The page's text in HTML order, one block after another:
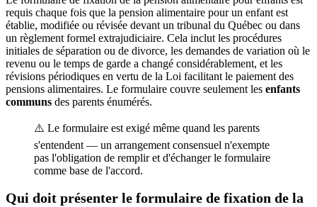
requis chaque fois que la pension alimentaire pour un enfant est
établie, modifiée ou révisée devant un tribunal du Québec ou dans
un règlement formel extrajudiciaire. Cela inclut les procédures
initiales de séparation ou de divorce, les demandes de variation où le
revenu ou le temps de garde a changé considérablement, et les
révisions périodiques en vertu de la Loi facilitant le paiement des
pensions alimentaires. Le formulaire couvre seulement les enfants
communs des parents énumérés.
⚠️ Le formulaire est exigé même quand les parents
s'entendent — un arrangement consensuel n'exempte
pas l'obligation de remplir et d'échanger le formulaire
comme base de l'accord.
Qui doit présenter le formulaire de fixation de la